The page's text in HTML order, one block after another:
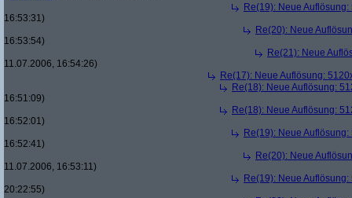
Re(19): Neue
16:53:31)
Re(20): Neue
16:53:54)
Re(21): Neue
11.07.2006, 16:54:26)
Re(17): Neue Auflösung:
Re(18): Neue Auflösung:
16:51:09)
Re(18): Neue Auflösung:
16:52:01)
Re(19): Neue
16:52:41)
Re(20): Neue
11.07.2006, 16:53:11)
Re(19): Neue
20:22:55)